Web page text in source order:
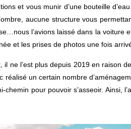
et vous munir d’une bouteille
aucune structure vous
l’avions laissé dans la voiture
et les prises de photos une fois
il ne l’est plus depuis 2019 en raison
réalisé un certain nombre
pour pouvoir s’asseoir. Ainsi,